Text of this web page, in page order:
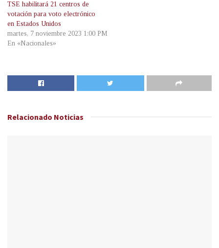
TSE habilitará 21 centros de
votación para voto electrónico
en Estados Unidos
martes, 7 noviembre 2023 1:00 PM
En «Nacionales»
Relacionado Noticias